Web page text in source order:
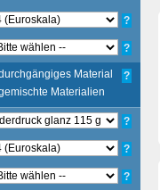
?
?
Material
Materialien
?
?
?
?